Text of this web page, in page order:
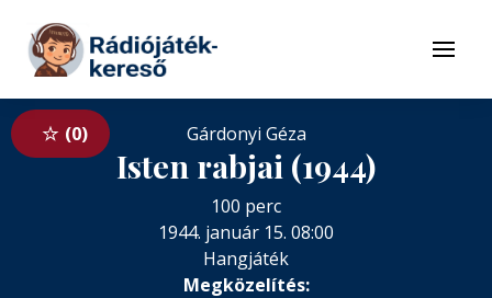
Tovább a tartalomhoz
Menü
0 Gárdonyi Géza
Isten rabjai (1944)
100 perc
1944. január 15. 08:00
Hangjáték
Megközelítés: